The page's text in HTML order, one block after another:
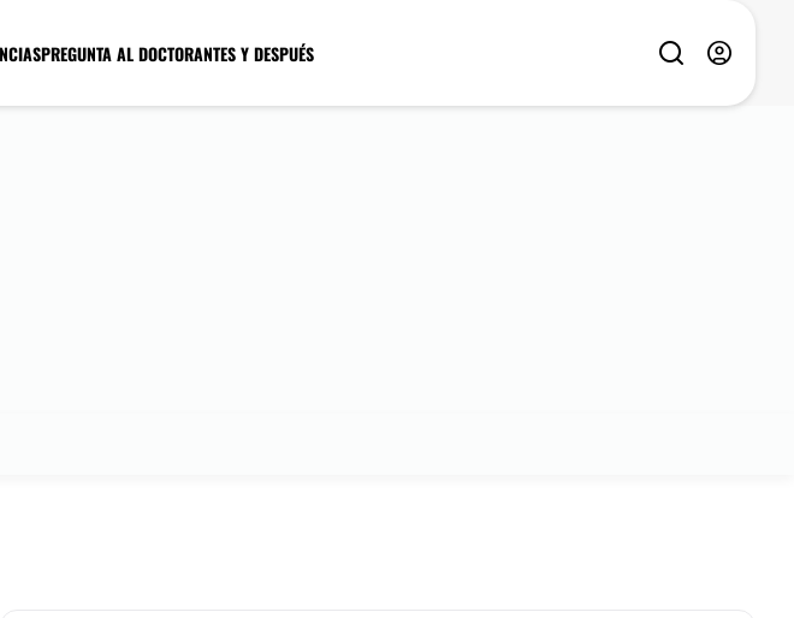
PREGUNTA AL DOCTORANTES Y DESPUÉS